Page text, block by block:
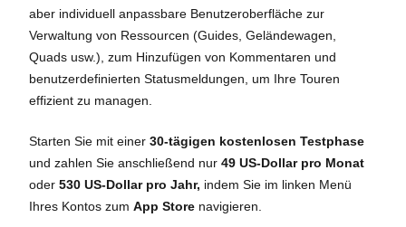
aber individuell anpassbare Benutzeroberfläche zur
Verwaltung von Ressourcen (Guides, Geländewagen,
Quads usw.), zum Hinzufügen von Kommentaren und
benutzerdefinierten Statusmeldungen, um Ihre Touren
effizient zu managen.
Starten Sie mit einer 30-tägigen kostenlosen Testphase
und zahlen Sie anschließend nur 49 US-Dollar pro Monat
oder 530 US-Dollar pro Jahr, indem Sie im linken Menü
Ihres Kontos zum App Store navigieren.